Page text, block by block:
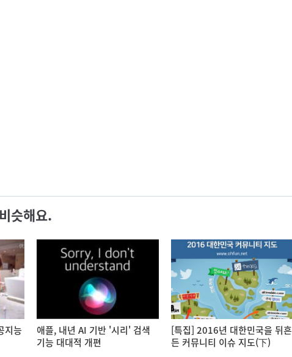
슷해요.
지능
애플, 내년 AI 기반 '시리' 검색
기능 대대적 개편
[특집] 2016년 대한민국을 뒤흔
든 커뮤니티 이슈 지도(下)